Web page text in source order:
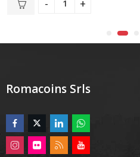
de
Romacoins Srls